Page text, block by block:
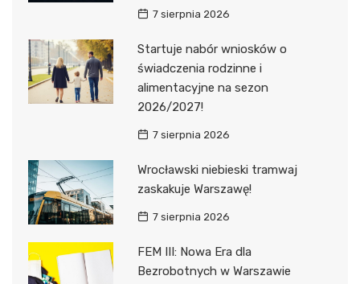
7 sierpnia 2026
Startuje nabór wniosków o
świadczenia rodzinne i
alimentacyjne na sezon
2026/2027!
7 sierpnia 2026
Wrocławski niebieski tramwaj
zaskakuje Warszawę!
7 sierpnia 2026
FEM III: Nowa Era dla
Bezrobotnych w Warszawie